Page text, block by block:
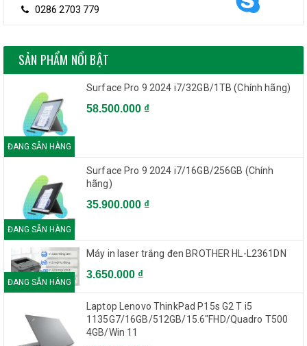
0286 2703 779
SẢN PHẨM NỔI BẬT
ĐANG SẴN HÀNG
Surface Pro 9 2024 i7/32GB/1TB (Chính hãng)
58.500.000 ₫
ĐANG SẴN HÀNG
Surface Pro 9 2024 i7/16GB/256GB (Chính
hãng)
35.900.000 ₫
ĐANG SẴN HÀNG
Máy in laser trắng đen BROTHER HL-L2361DN
3.650.000 ₫
Laptop Lenovo ThinkPad P15s G2 T i5
1135G7/16GB/512GB/15.6"FHD/Quadro T500
4GB/Win 11